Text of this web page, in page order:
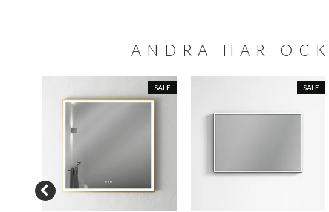
ANDRA HAR
SALE SALE